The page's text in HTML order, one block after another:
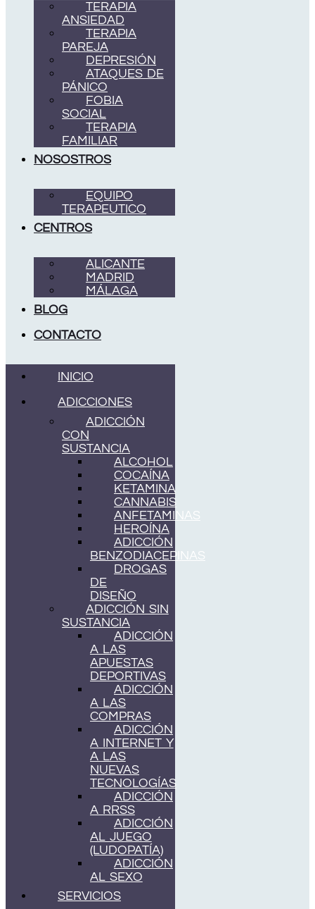
TERAPIA
ANSIEDAD
TERAPIA
PAREJA
DEPRESIÓN
ATAQUES DE
PÁNICO
FOBIA
SOCIAL
TERAPIA
FAMILIAR
NOSOSTROS
EQUIPO
TERAPEUTICO
CENTROS
ALICANTE
MADRID
MÁLAGA
BLOG
CONTACTO
INICIO
ADICCIONES
ADICCIÓN
CON
SUSTANCIA
ALCOHOL
COCAÍNA
KETAMINA
CANNABIS
ANFETAMINAS
HEROÍNA
ADICCIÓN
BENZODIACEPINAS
DROGAS
DE
DISEÑO
ADICCIÓN SIN
SUSTANCIA
ADICCIÓN
A LAS
APUESTAS
DEPORTIVAS
ADICCIÓN
A LAS
COMPRAS
ADICCIÓN
A INTERNET Y
A LAS
NUEVAS
TECNOLOGÍAS
ADICCIÓN
A RRSS
ADICCIÓN
AL JUEGO
(LUDOPATÍA)
ADICCIÓN
AL SEXO
SERVICIOS